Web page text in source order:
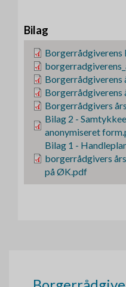
Bilag
Borgerrådgivers
Bilag 2 -
anonymiseret
Bilag 1 -
borgerrådgivers
på ØK.pdf